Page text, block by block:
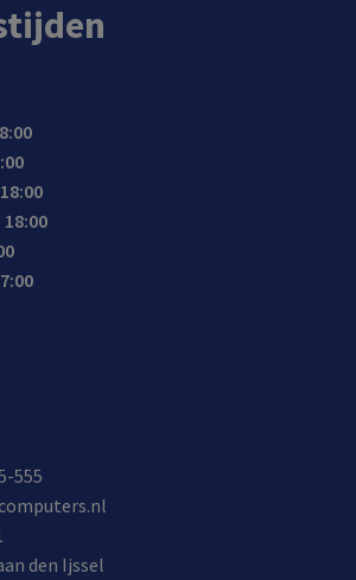
18:00
555
den Ijssel